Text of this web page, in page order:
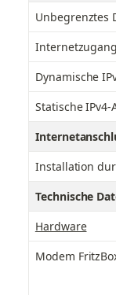
Unbegrenztes
Internetzugang
Dynamische
Statische IPv4-
Installation
Technische
Hardware
Modem